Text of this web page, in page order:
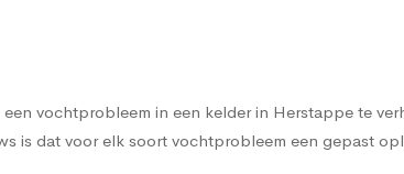
vochtprobleem in een kelder in Herstappe te
is dat voor elk soort vochtprobleem een gepast